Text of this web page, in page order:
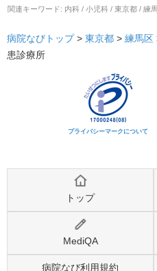
関連キーワード: 内科 / 小児科 / 東京都 / 練
病院なびトップ > 東京都 > 練馬区
患診療所
プライバシーマークについて
トップ
MediQA
病院なび利用規約